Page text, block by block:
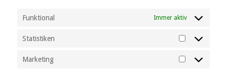
Funktional Immer aktiv
Statistiken
Marketing